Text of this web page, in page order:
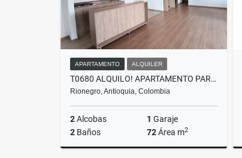
APARTAMENTO ALQUILER
T0680 ALQUILO! APARTAMENTO PARA ESTRENAR EN UNIDAD CERRADA EN RIONEGRO
Rionegro, Antioquia, Colombia
2Alcobas 1 Garaje
2 Baños 72Área m2